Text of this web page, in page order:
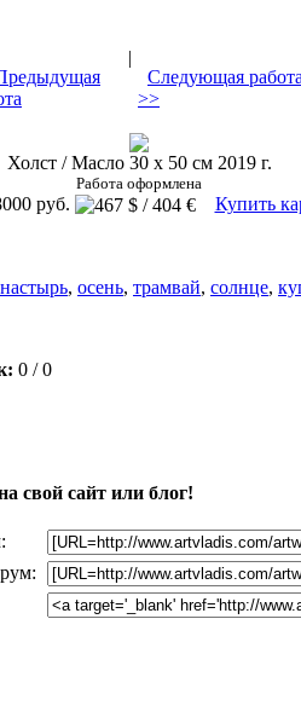
|
Следующая работа
>>
Холст / Масло 30 х 50 см 2019 г.
Работа оформлена
руб. Купить
, осень, трамвай, солнце,
0 / 0
свой сайт или блог!